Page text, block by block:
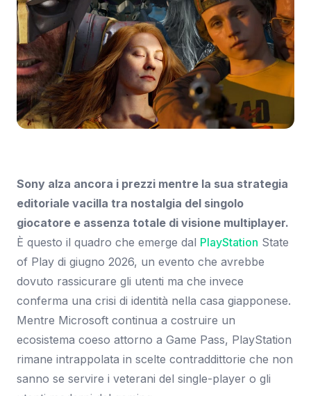
Sony alza ancora i prezzi mentre la sua strategia
editoriale vacilla tra nostalgia del singolo
giocatore e assenza totale di visione multiplayer.
È questo il quadro che emerge dal PlayStation State
of Play di giugno 2026, un evento che avrebbe
dovuto rassicurare gli utenti ma che invece
conferma una crisi di identità nella casa giapponese.
Mentre Microsoft continua a costruire un
ecosistema coeso attorno a Game Pass, PlayStation
rimane intrappolata in scelte contraddittorie che non
sanno se servire i veterani del single-player o gli